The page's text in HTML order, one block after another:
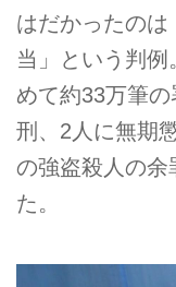
はだかったの
当」という判
めて約33万筆
刑、2人に無期
の強盗殺人の余
た。